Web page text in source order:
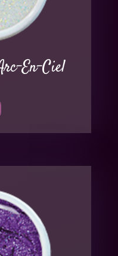
En-Ciel